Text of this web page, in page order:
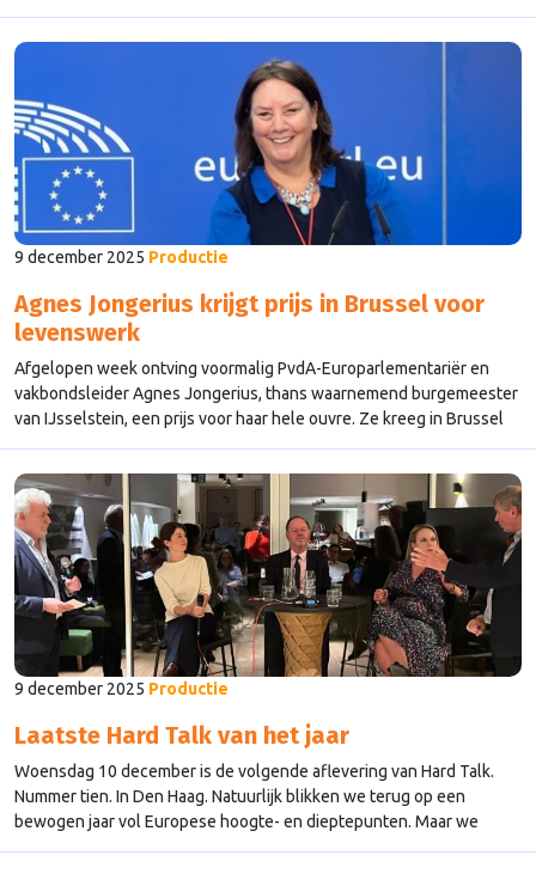
9 december 2025 Productie
Agnes Jongerius krijgt prijs in Brussel voor
levenswerk
Afgelopen week ontving voormalig PvdA-Europarlementariër en
vakbondsleider Agnes Jongerius, thans waarnemend burgemeester
van IJsselstein, een prijs voor haar hele ouvre. Ze kreeg in Brussel
de ‘Silver Rose lifetime achievement award’ voor “haar toewijding
aan het opbouwen van allianties binnen de progressieve beweging
en het bevorderen van belangrijk beleid voor werknemers in heel
Europa” van de Europese sociaaldemocraten, …
Continued
9 december 2025 Productie
Laatste Hard Talk van het jaar
Woensdag 10 december is de volgende aflevering van Hard Talk.
Nummer tien. In Den Haag. Natuurlijk blikken we terug op een
bewogen jaar vol Europese hoogte- en dieptepunten. Maar we
blikken ook vooruit, want het venijn zit dit jaar in de staart: de